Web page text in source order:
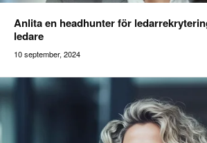
Addilon
Anlita en headhunter för
ledare
10 september, 2024